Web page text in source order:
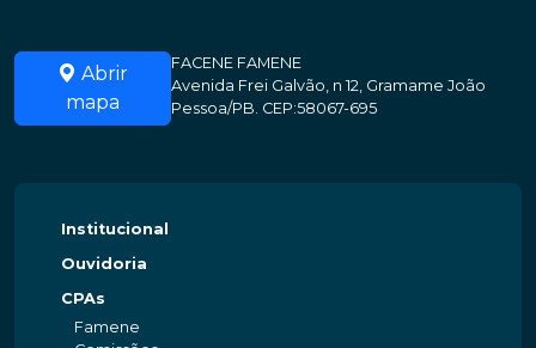
Abrir
mapa
FACENE FAMENE
Avenida Frei Galvão, n 12, Gramame João
Pessoa/PB. CEP:58067-695
Institucional
Ouvidoria
CPAs
Famene